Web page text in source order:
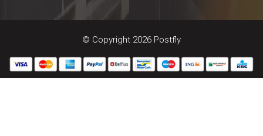
© Copyright 2026 Postfly